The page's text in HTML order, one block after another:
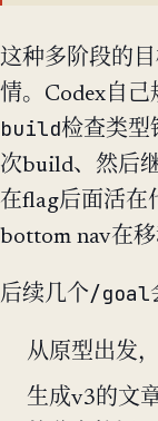
这种多阶段的
情。Codex自
build检查类型
次build、然后
在flag后面活在
bottom nav在移
后续几个/goal
从原型出发
生成v3的文